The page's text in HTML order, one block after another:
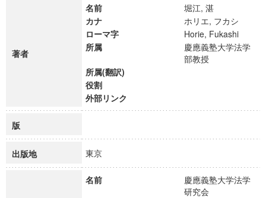
著者
名前
堀江, 湛
カナ
ホリエ, フカシ
ローマ字
Horie, Fukashi
所属
慶應義塾大学法学
部教授
所属(翻訳)
役割
外部リンク
版
出版地 東京
名前
慶應義塾大学法学
研究会